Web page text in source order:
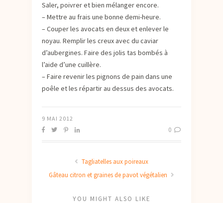
Saler, poivrer et bien mélanger encore.
– Mettre au frais une bonne demi-heure.
– Couper les avocats en deux et enlever le
noyau. Remplir les creux avec du caviar
d’aubergines. Faire des jolis tas bombés à
l’aide d’une cuillère.
– Faire revenir les pignons de pain dans une
poêle et les répartir au dessus des avocats.
9 MAI 2012
0
Tagliatelles aux poireaux
Gâteau citron et graines de pavot végétalien
YOU MIGHT ALSO LIKE